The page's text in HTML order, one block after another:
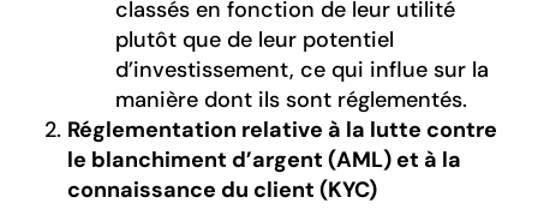
classés en fonction de leur utilité
plutôt que de leur potentiel
d’investissement, ce qui influe sur la
manière dont ils sont réglementés.
Réglementation relative à la lutte contre
le blanchiment d’argent (AML) et à la
connaissance du client (KYC)